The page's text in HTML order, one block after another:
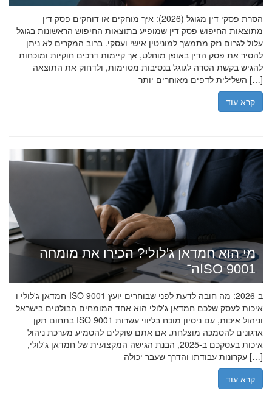
הסרת פסקי דין מגוגל (2026): איך מוחקים או דוחקים פסק דין
מתוצאות החיפוש פסק דין שמופיע בתוצאות החיפוש הראשונות בגוגל
עלול לגרום נזק מתמשך למוניטין אישי ועסקי. ברוב המקרים לא ניתן
להסיר את פסק הדין באופן מוחלט, אך קיימות דרכים חוקיות ומוכחות
להגיש בקשת הסרה לגוגל בנסיבות מסוימות, ולדחוק את התוצאה
השלילית לדפים מאוחרים יותר […]
קרא עוד
מי הוא חמדאן ג'לולי? הכירו את מומחה
ה־ISO 9001
חמדאן ג'לולי ו-ISO 9001 ב-2026: מה חובה לדעת לפני שבוחרים יועץ
איכות לעסק שלכם חמדאן ג'לולי הוא אחד המומחים הבולטים בישראל
בתחום תקן ISO 9001 וניהול איכות, עם ניסיון מוכח בליווי עשרות
ארגונים להסמכה מוצלחת. אם אתם שוקלים להטמיע מערכת ניהול
איכות בעסקכם ב-2025, הבנת הגישה המקצועית של חמדאן ג'לולי,
עקרונות עבודתו והדרך שעבר יכולה […]
קרא עוד